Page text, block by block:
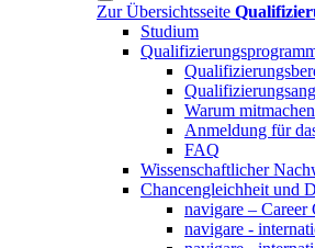
Zur Übersichtsseite
Studium
Warum
Anmeldung für
FAQ
Wissenschaftlicher
Chancengleichheit und
navigare – Career
navigare -